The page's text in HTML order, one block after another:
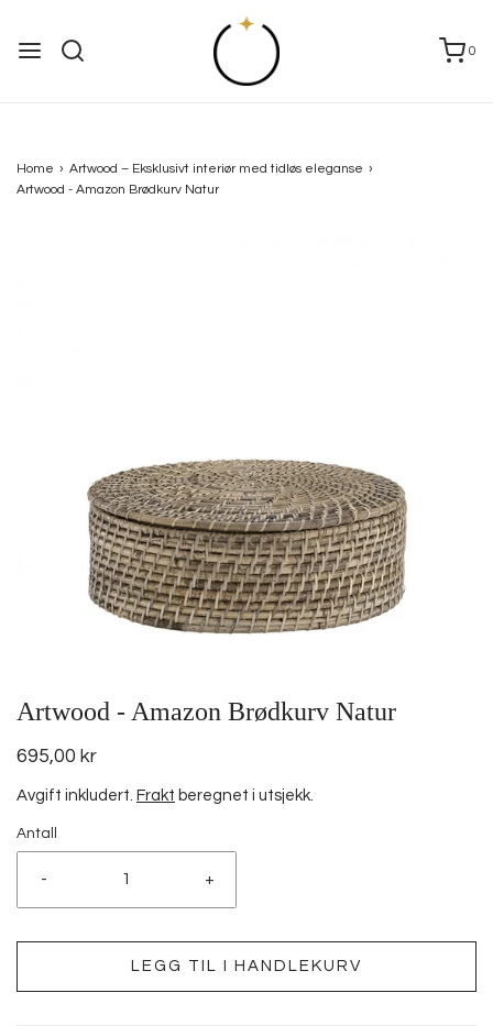
0
Home › Artwood – Eksklusivt interiør med tidløs eleganse ›
Artwood - Amazon Brødkurv Natur
Artwood - Amazon Brødkurv Natur
695,00 kr
Avgift inkludert. Frakt beregnet i utsjekk.
Antall
- +
LEGG TIL I HANDLEKURV